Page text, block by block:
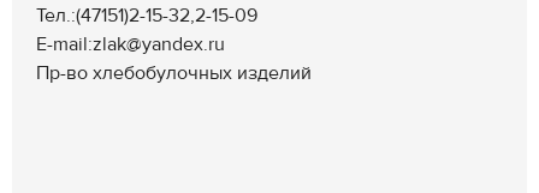
Тел.:(47151)2-15-32,2-15-09
E-mail:zlak@yandex.ru
Пр-во хлебобулочных изделий